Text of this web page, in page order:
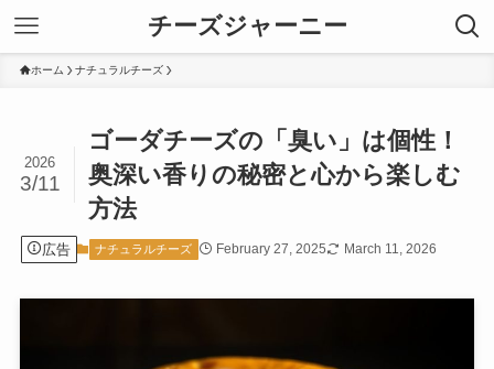
チーズジャーニー
ホーム ナチュラルチーズ
ゴーダチーズの「臭い」は個性！
奥深い香りの秘密と心から楽しむ
方法
2026
3/11
広告 ナチュラルチーズ February 27, 2025 March 11, 2026